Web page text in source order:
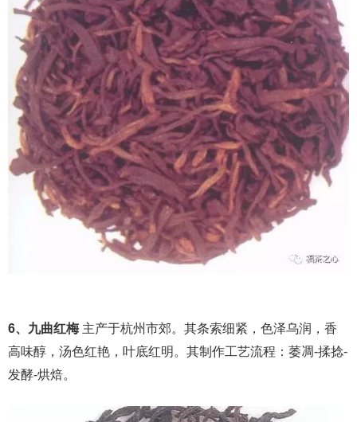
6、九曲红梅主产于杭州市郊。其条索细紧，色泽乌润，香
高味醇，汤色红艳，叶底红明。其制作工艺流程：萎凋-揉捻-
发酵-烘焙。